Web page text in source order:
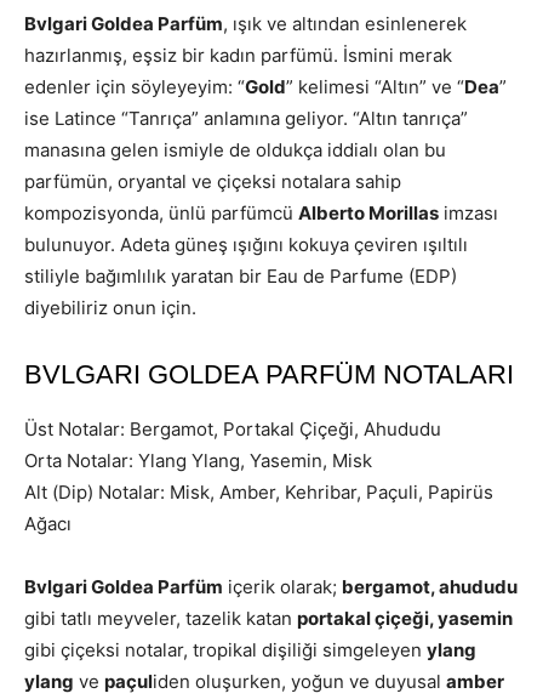
Bvlgari Goldea Parfüm, ışık ve altından esinlenerek
hazırlanmış, eşsiz bir kadın parfümü. İsmini merak
edenler için söyleyeyim: “Gold” kelimesi “Altın” ve “Dea”
ise Latince “Tanrıça” anlamına geliyor. “Altın tanrıça”
manasına gelen ismiyle de oldukça iddialı olan bu
parfümün, oryantal ve çiçeksi notalara sahip
kompozisyonda, ünlü parfümcü Alberto Morillas imzası
bulunuyor. Adeta güneş ışığını kokuya çeviren ışıltılı
stiliyle bağımlılık yaratan bir Eau de Parfume (EDP)
diyebiliriz onun için.
BVLGARI GOLDEA PARFÜM NOTALARI
Üst Notalar: Bergamot, Portakal Çiçeği, Ahududu
Orta Notalar: Ylang Ylang, Yasemin, Misk
Alt (Dip) Notalar: Misk, Amber, Kehribar, Paçuli, Papirüs
Ağacı
Bvlgari Goldea Parfüm içerik olarak; bergamot, ahududu
gibi tatlı meyveler, tazelik katan portakal çiçeği, yasemin
gibi çiçeksi notalar, tropikal dişiliği simgeleyen ylang
ylang ve paçuliden oluşurken, yoğun ve duyusal amber